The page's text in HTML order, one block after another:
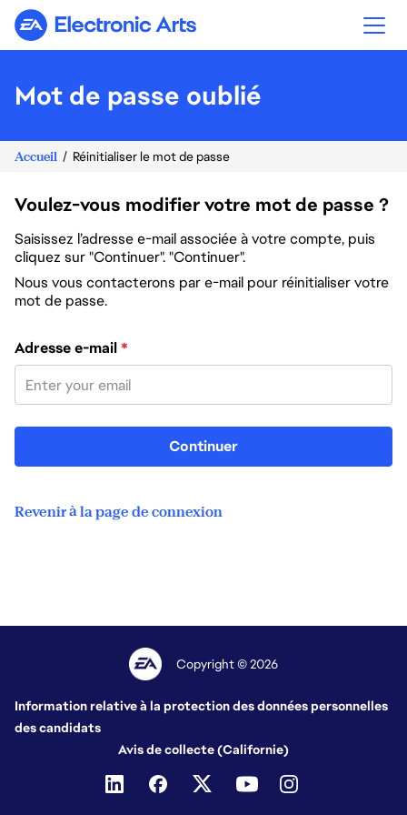
Electronic Arts
Mot de passe oublié
Accueil Réinitialiser le mot de passe
Voulez-vous modifier votre mot de passe ?
Saisissez l’adresse e-mail associée à votre compte, puis
cliquez sur "Continuer". "Continuer".
Nous vous contacterons par e-mail pour réinitialiser votre
mot de passe.
Réinitialiser le mot de passe avec votre e-mail
Adresse e-mail*
Continuer
Revenir à la page de connexion
Copyright © 2026
Information relative à la protection des données personnelles
des candidats
Avis de collecte (Californie)